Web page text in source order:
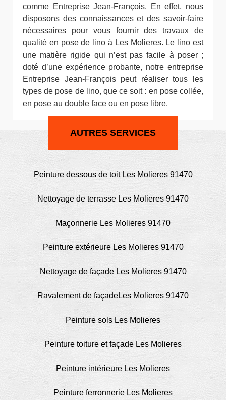
comme Entreprise Jean-François. En effet, nous
disposons des connaissances et des savoir-faire
nécessaires pour vous fournir des travaux de
qualité en pose de lino à Les Molieres. Le lino est
une matière rigide qui n’est pas facile à poser ;
doté d’une expérience probante, notre entreprise
Entreprise Jean-François peut réaliser tous les
types de pose de lino, que ce soit : en pose collée,
en pose au double face ou en pose libre.
AUTRES SERVICES
Peinture dessous de toit Les Molieres 91470
Nettoyage de terrasse Les Molieres 91470
Maçonnerie Les Molieres 91470
Peinture extérieure Les Molieres 91470
Nettoyage de façade Les Molieres 91470
Ravalement de façadeLes Molieres 91470
Peinture sols Les Molieres
Peinture toiture et façade Les Molieres
Peinture intérieure Les Molieres
Peinture ferronnerie Les Molieres